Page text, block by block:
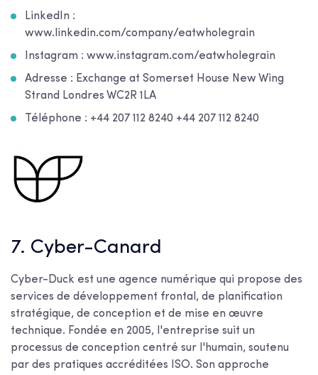
LinkedIn :
www.linkedin.com/company/eatwholegrain
Instagram : www.instagram.com/eatwholegrain
Adresse : Exchange at Somerset House New Wing
Strand Londres WC2R 1LA
Téléphone : +44 207 112 8240 +44 207 112 8240
7. Cyber-Canard
Cyber-Duck est une agence numérique qui propose des
services de développement frontal, de planification
stratégique, de conception et de mise en œuvre
technique. Fondée en 2005, l'entreprise suit un
processus de conception centré sur l'humain, soutenu
par des pratiques accréditées ISO. Son approche